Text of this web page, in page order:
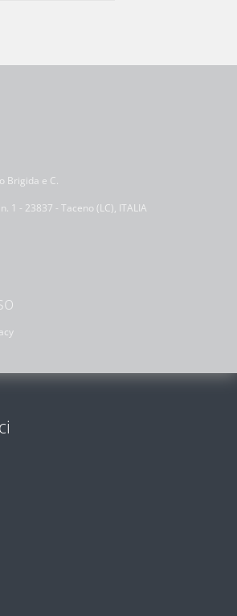
Brigida e C.
1 - 23837 - Taceno (LC), ITALIA